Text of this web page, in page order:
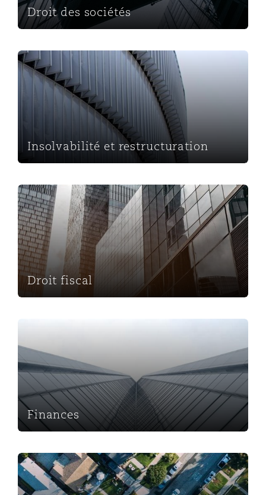
Droit des sociétés
Insolvabilité et restructuration
Insolvabilité et restructuration
Droit fiscal
Droit fiscal
Finances
Litiges en droit immobilier